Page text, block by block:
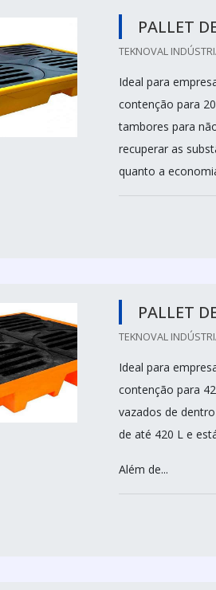
PALLET
TEKNOVAL
Ideal para
contenção para
tambores para
recuperar as
quanto a
PALLET
TEKNOVAL
Ideal para
contenção para
vazados de
de até 420 L e
Além de...